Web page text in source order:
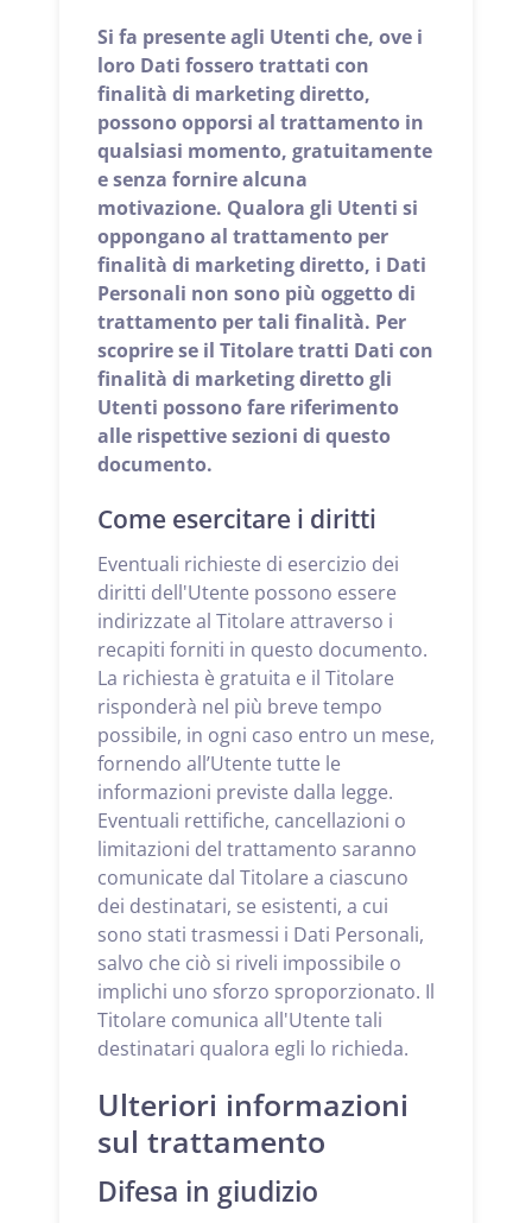
Si fa presente agli Utenti che, ove i
loro Dati fossero trattati con
finalità di marketing diretto,
possono opporsi al trattamento in
qualsiasi momento, gratuitamente
e senza fornire alcuna
motivazione. Qualora gli Utenti si
oppongano al trattamento per
finalità di marketing diretto, i Dati
Personali non sono più oggetto di
trattamento per tali finalità. Per
scoprire se il Titolare tratti Dati con
finalità di marketing diretto gli
Utenti possono fare riferimento
alle rispettive sezioni di questo
documento.
Come esercitare i diritti
Eventuali richieste di esercizio dei
diritti dell'Utente possono essere
indirizzate al Titolare attraverso i
recapiti forniti in questo documento.
La richiesta è gratuita e il Titolare
risponderà nel più breve tempo
possibile, in ogni caso entro un mese,
fornendo all’Utente tutte le
informazioni previste dalla legge.
Eventuali rettifiche, cancellazioni o
limitazioni del trattamento saranno
comunicate dal Titolare a ciascuno
dei destinatari, se esistenti, a cui
sono stati trasmessi i Dati Personali,
salvo che ciò si riveli impossibile o
implichi uno sforzo sproporzionato. Il
Titolare comunica all'Utente tali
destinatari qualora egli lo richieda.
Ulteriori informazioni
sul trattamento
Difesa in giudizio